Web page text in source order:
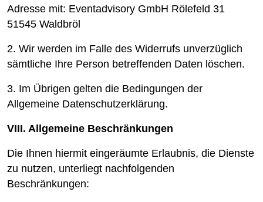
Adresse mit: Eventadvisory GmbH Rölefeld 31
51545 Waldbröl
2. Wir werden im Falle des Widerrufs unverzüglich
sämtliche Ihre Person betreffenden Daten löschen.
3. Im Übrigen gelten die Bedingungen der
Allgemeine Datenschutzerklärung.
VIII. Allgemeine Beschränkungen
Die Ihnen hiermit eingeräumte Erlaubnis, die Dienste
zu nutzen, unterliegt nachfolgenden
Beschränkungen: